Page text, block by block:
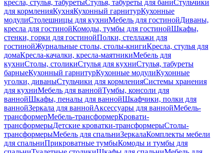
кресла, стулья, табуретыСтулья, табуреты для баниСтульчики
для кормленияКухняКухонный гарнитурКухонные
модулиСтолешницы для кухниМебель для гостинойДиваны,
кресла для гостинойКомоды, тумбы для гостинойШкафы,
стенки, горки для гостинойПолки, стеллажи для
гостинойЖурнальные столы, столы-книгиКресла, стулья для
домаКресла-качалки, кресла-маятникиМебель для
кухниСтолы, столикиСтулья для кухниСтулья, табуреты
барныеКухонный гарнитурКухонные модулиКухонные
уголки, диваныСтульчики для кормленияСистемы хранения
для кухниМебель для ваннойТумбы, консоли для
ваннойШкафы, пеналы для ваннойШкафчики, полки для
ваннойЗеркала для ваннойАксессуары для ваннойМебель-
трансформерМебель-трансформерКровати-
трансформерыДетские кроватки-трансформерыСтолы-
трансформерыМебель для спальниЗеркалаКомплекты мебели
для спальниПрикроватные тумбыКомоды и тумбы для